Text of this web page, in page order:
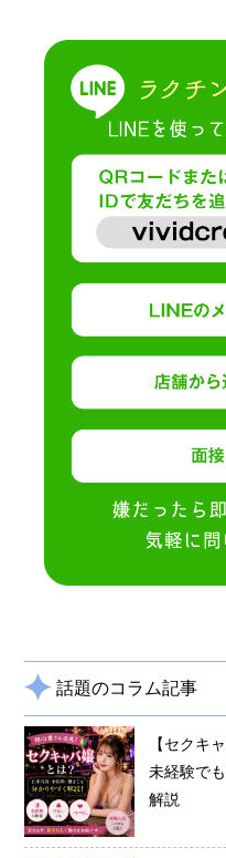
話題のコラム記事
【セクキ
未経験で
解説